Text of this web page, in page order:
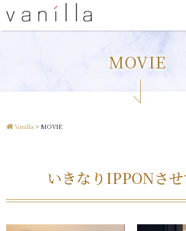
MOVIE
Vanilla > MOVIE
いきなりIPPONさ